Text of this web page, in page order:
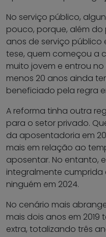
No serviço público,
pouco, porque, além do
anos de serviço público
tese, quem começou a
muito jovem e entrou
menos 20 anos ainda
beneficiado pela regra
A reforma tinha outra
para o setor privado.
da aposentadoria em
mais em relação ao
aposentar. No entanto,
integralmente
ninguém em 2024.
No cenário mais
mais dois anos em
extra, totalizando três